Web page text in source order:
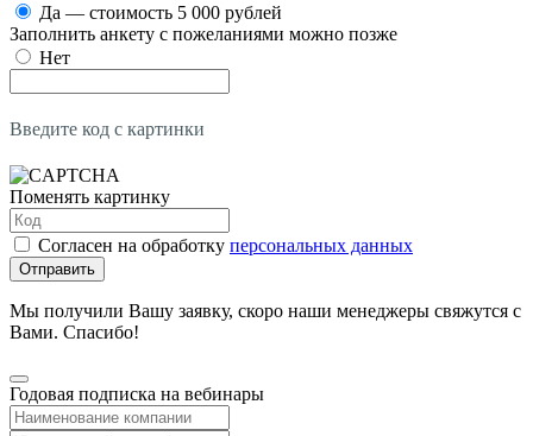
Да — стоимость 5 000 рублей
Заполнить анкету с пожеланиями можно позже
Нет
Введите код с картинки
Поменять картинку
Согласен на обработку персональных данных
Отправить
Мы получили Вашу заявку, скоро наши менеджеры свяжутся с
Вами. Спасибо!
Годовая подписка на вебинары